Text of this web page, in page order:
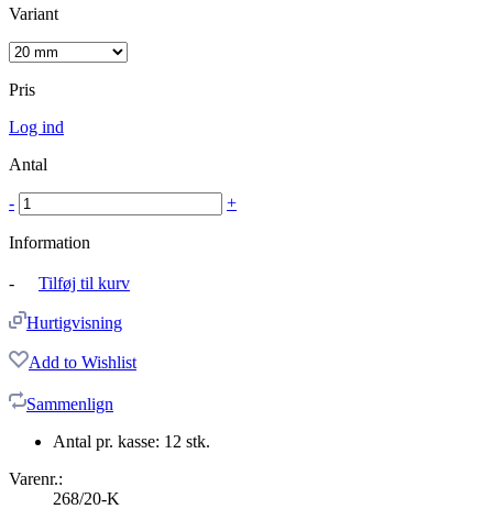
Variant
Pris
Log ind
Antal
- +
Information
- Tilføj til kurv
Hurtigvisning
Add to Wishlist
Sammenlign
Antal pr. kasse: 12 stk.
Varenr.:
268/20-K